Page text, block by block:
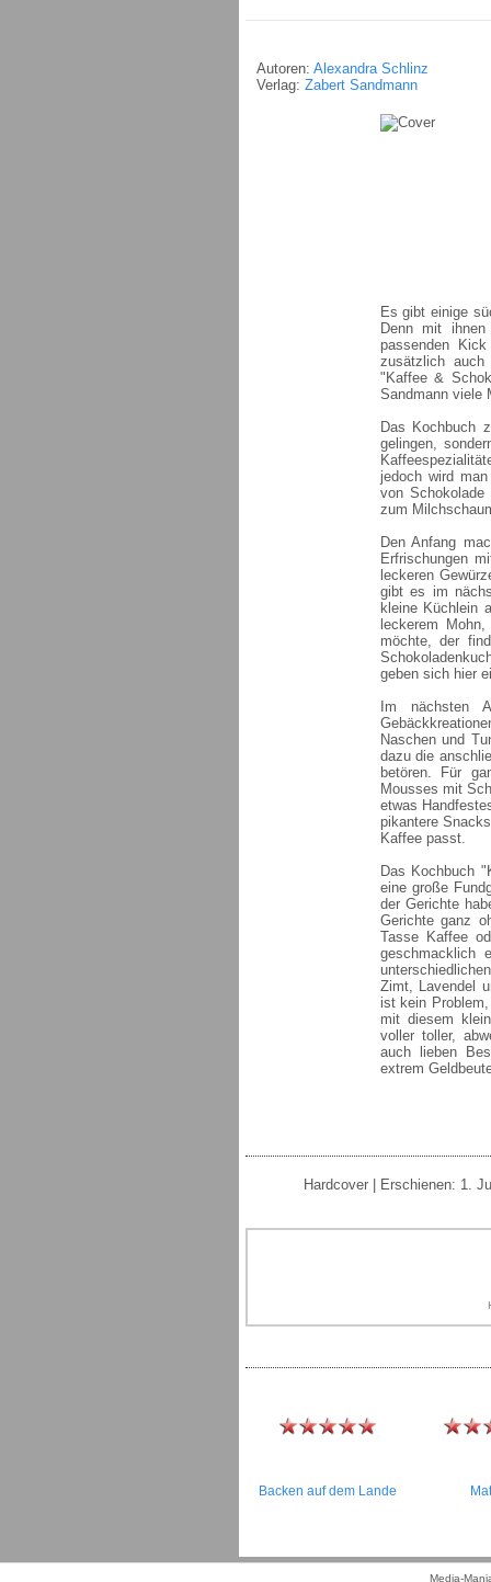
Autoren: Alexandra Schlinz
Verlag: Zabert Sandmann
Es gibt einige
Denn mit
passenden
zusätzlich
"Kaffee &
Sandmann viele
Das Kochbuch
gelingen,
jedoch wird
von
zum
Den Anfang
Erfrischungen
leckeren
gibt es im
kleine Küchlein
leckerem
möchte, der
geben sich hier
Im nächsten
Naschen und
dazu die
betören. Für
Mousses mit
etwas
pikantere
Kaffee passt.
Das Kochbuch
eine große
der Gerichte
Gerichte ganz
Tasse Kaffee
geschmacklich
Zimt, Lavendel
ist kein
mit diesem
voller toller,
auch lieben
extrem
Hardcover | Erschienen: 1.
Backen auf dem Lande
Media-